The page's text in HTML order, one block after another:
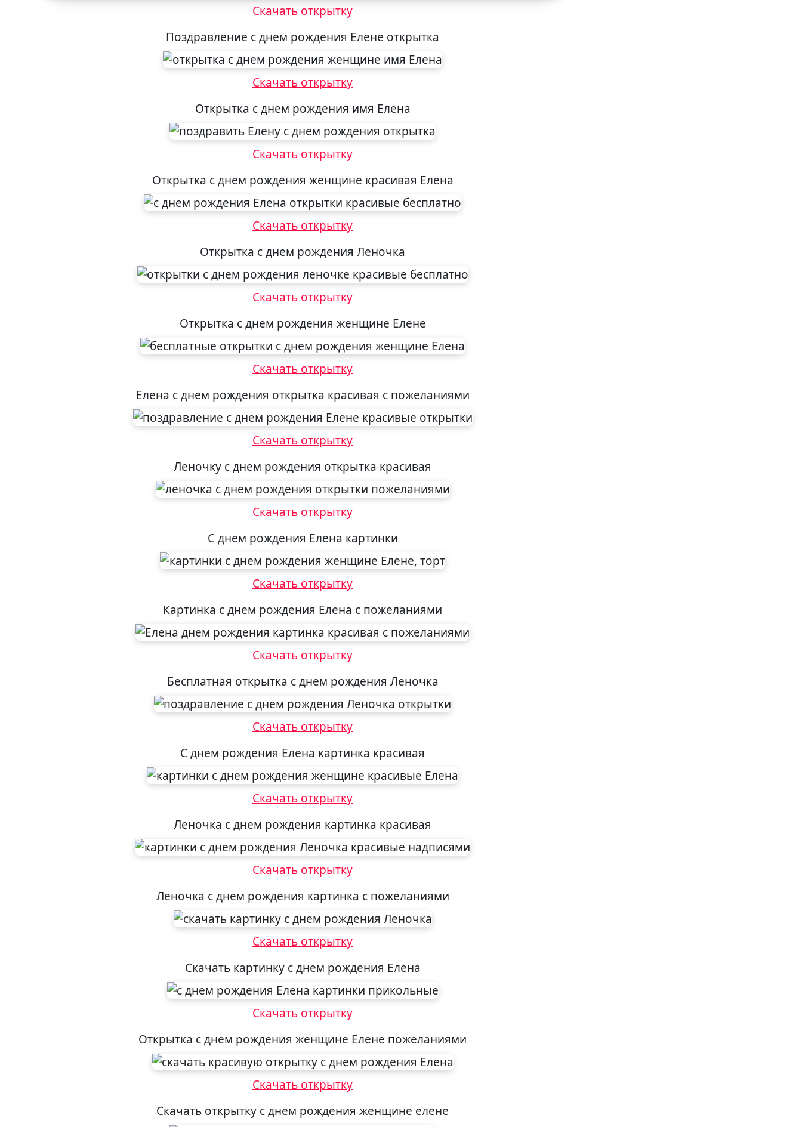
Скачать открытку
Поздравление с днем рождения Елене открытка
Скачать открытку
Открытка с днем рождения имя Елена
Скачать открытку
Открытка с днем рождения женщине красивая Елена
Скачать открытку
Открытка с днем рождения Леночка
Скачать открытку
Открытка с днем рождения женщине Елене
Скачать открытку
Елена с днем рождения открытка красивая с пожеланиями
Скачать открытку
Леночку с днем рождения открытка красивая
Скачать открытку
С днем рождения Елена картинки
Скачать открытку
Картинка с днем рождения Елена с пожеланиями
Скачать открытку
Бесплатная открытка с днем рождения Леночка
Скачать открытку
С днем рождения Елена картинка красивая
Скачать открытку
Леночка с днем рождения картинка красивая
Скачать открытку
Леночка с днем рождения картинка с пожеланиями
Скачать открытку
Скачать картинку с днем рождения Елена
Скачать открытку
Открытка с днем рождения женщине Елене пожеланиями
Скачать открытку
Скачать открытку с днем рождения женщине елене